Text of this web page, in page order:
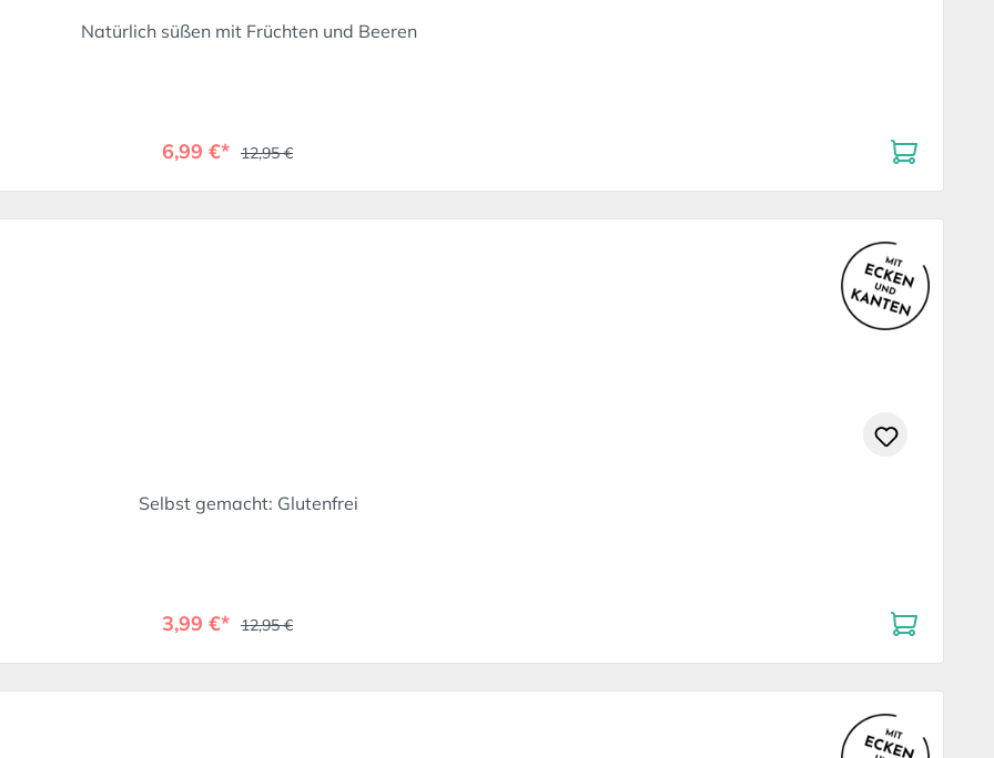
Natürlich süßen mit Früchten und Beeren
6,99 €* 12,95 €
Selbst gemacht: Glutenfrei
3,99 €* 12,95 €